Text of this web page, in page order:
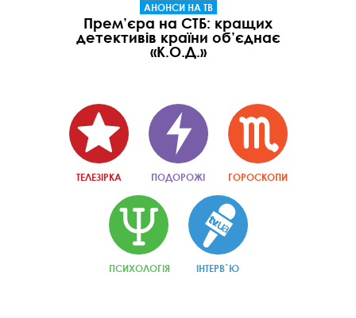
АНОНСИ НА ТВ
Прем’єра на СТБ: кращих
детективів країни об’єднає
«К.О.Д.»
ТЕЛЕЗІРКА ПОДОРОЖІ ГОРОСКОПИ
ПСИХОЛОГІЯ ІНТЕРВ`Ю